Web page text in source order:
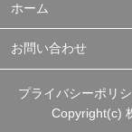
ホーム
お問い合わせ
プライバシーポリ
Copyright(c)